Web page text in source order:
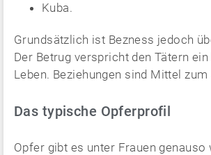
Kuba.
Grundsätzlich ist Bezness jedoch
Der Betrug verspricht den Tätern
Leben. Beziehungen sind Mittel zum
Das typische Opferprofil
Opfer gibt es unter Frauen genauso